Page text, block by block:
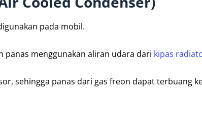
pada mobil.
panas menggunakan aliran udara dari kipas
sehingga panas dari gas freon dapat terbuang